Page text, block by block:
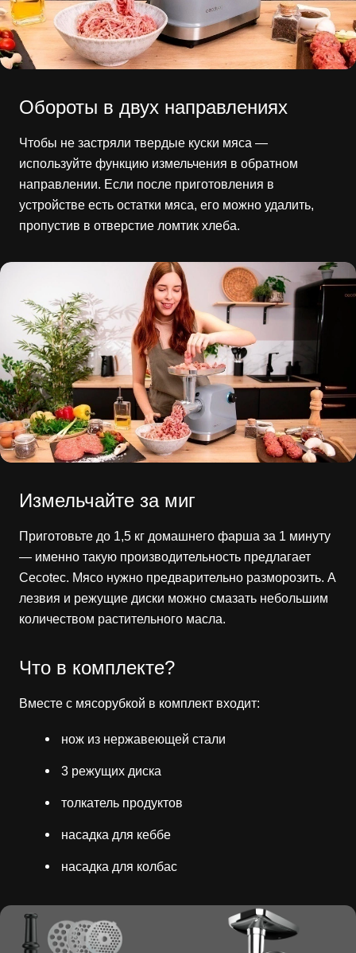
Обороты в двух направлениях
Чтобы не застряли твердые куски мяса —
используйте функцию измельчения в обратном
направлении. Если после приготовления в
устройстве есть остатки мяса, его можно удалить,
пропустив в отверстие ломтик хлеба.
Измельчайте за миг
Приготовьте до 1,5 кг домашнего фарша за 1 минуту
— именно такую производительность предлагает
Cecotec. Мясо нужно предварительно разморозить. А
лезвия и режущие диски можно смазать небольшим
количеством растительного масла.
Что в комплекте?
Вместе с мясорубкой в комплект входит:
нож из нержавеющей стали
3 режущих диска
толкатель продуктов
насадка для кеббе
насадка для колбас